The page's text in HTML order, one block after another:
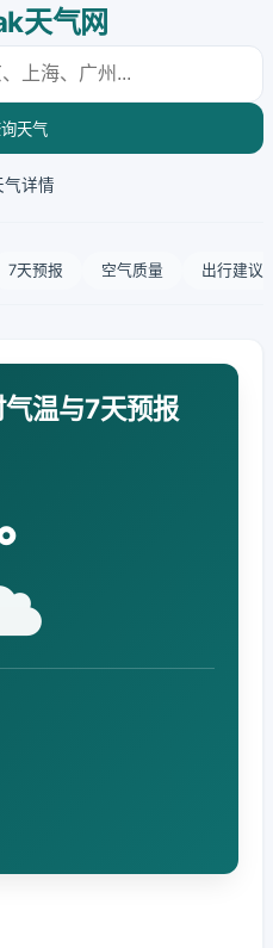
天气网
天气
气详情
7天预报 空气质量 出行建议
温与7天预报